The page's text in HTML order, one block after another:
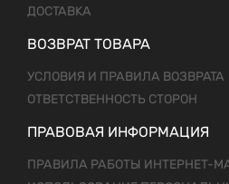
ДОСТАВКА
ВОЗВРАТ ТОВАРА
УСЛОВИЯ И ПРАВИЛА ВОЗВРАТА
ОТВЕТСТВЕННОСТЬ СТОРОН
ПРАВОВАЯ ИНФОРМАЦИЯ
ПРАВИЛА РАБОТЫ ИНТЕРНЕТ-